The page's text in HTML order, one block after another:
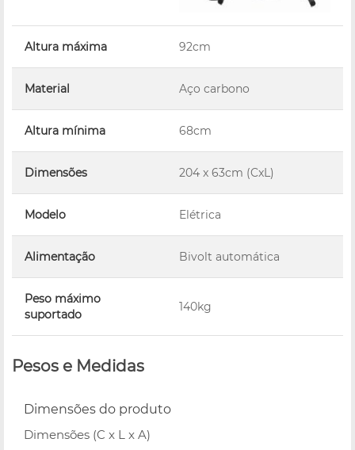
Altura máxima 92cm
Material Aço carbono
Altura mínima 68cm
Dimensões 204 x 63cm (CxL)
Modelo Elétrica
Alimentação Bivolt automática
Peso máximo
suportado
140kg
Pesos e Medidas
Dimensões do produto
Dimensões (C x L x A)